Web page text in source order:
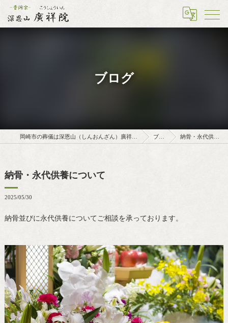
ブログ
岡崎市の葬儀は深恩山（しんおんざん）廣祥院（こうしょういん） ブログ 納骨・永代供養について
納骨・永代供養について
2025/05/30
納骨並びに永代供養についてご相談を承っております。